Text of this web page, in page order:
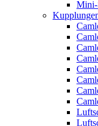
Mini-